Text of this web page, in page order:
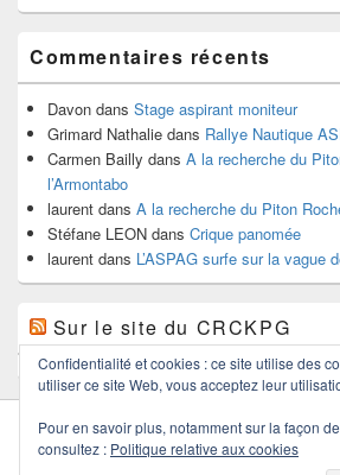
Commentaires récents
Davon dans Stage aspirant moniteur
Grimard Nathalie dans Rallye Nautique
Carmen Bailly dans A la recherche du
l’Armontabo
laurent dans A la recherche du Piton
Stéfane LEON dans Crique panomée
laurent dans L’ASPAG surfe sur la vague
Sur le site du CRCKPG
Confidentialité et cookies : ce site utilise des
utiliser ce site Web, vous acceptez leur
Pour en savoir plus, notamment sur la façon
consultez : Politique relative aux cookies